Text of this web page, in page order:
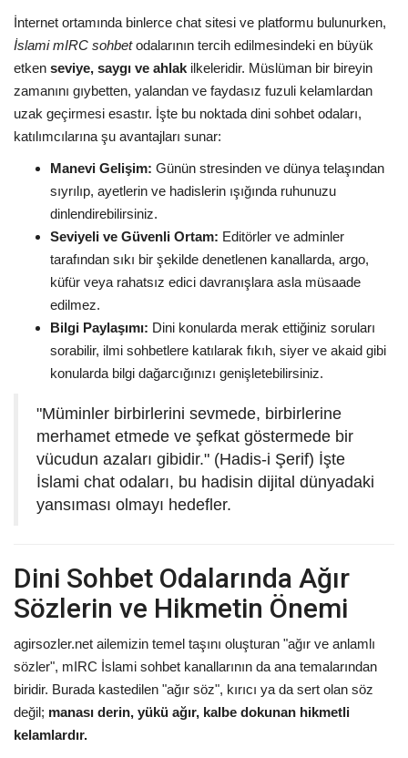
İnternet ortamında binlerce chat sitesi ve platformu bulunurken,
İslami mIRC sohbetodalarının tercih edilmesindeki en büyük
etken seviye, saygı ve ahlak ilkeleridir. Müslüman bir bireyin
zamanını gıybetten, yalandan ve faydasız fuzuli kelamlardan
uzak geçirmesi esastır. İşte bu noktada dini sohbet odaları,
katılımcılarına şu avantajları sunar:
Manevi Gelişim: Günün stresinden ve dünya telaşından
sıyrılıp, ayetlerin ve hadislerin ışığında ruhunuzu
dinlendirebilirsiniz.
Seviyeli ve Güvenli Ortam: Editörler ve adminler
tarafından sıkı bir şekilde denetlenen kanallarda, argo,
küfür veya rahatsız edici davranışlara asla müsaade
edilmez.
Bilgi Paylaşımı: Dini konularda merak ettiğiniz soruları
sorabilir, ilmi sohbetlere katılarak fıkıh, siyer ve akaid gibi
konularda bilgi dağarcığınızı genişletebilirsiniz.
"Müminler birbirlerini sevmede, birbirlerine
merhamet etmede ve şefkat göstermede bir
vücudun azaları gibidir." (Hadis-i Şerif) İşte
İslami chat odaları, bu hadisin dijital dünyadaki
yansıması olmayı hedefler.
Dini Sohbet Odalarında Ağır
Sözlerin ve Hikmetin Önemi
agirsozler.net ailemizin temel taşını oluşturan "ağır ve anlamlı
sözler", mIRC İslami sohbet kanallarının da ana temalarından
biridir. Burada kastedilen "ağır söz", kırıcı ya da sert olan söz
değil; manası derin, yükü ağır, kalbe dokunan hikmetli
kelamlardır.